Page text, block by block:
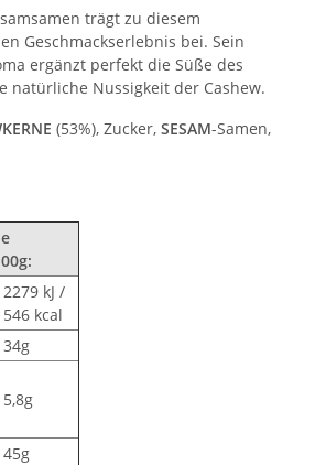
trägt zu diesem
Geschmackserlebnis bei. Sein
ergänzt perfekt die Süße des
natürliche Nussigkeit der Cashew.
(53%), Zucker, SESAM-Samen,
2279 kJ /
546 kcal
34g
5,8g
45g